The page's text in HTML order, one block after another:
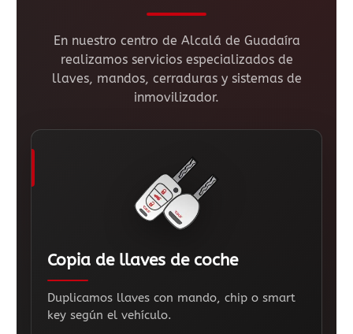
En nuestro centro de Alcalá de Guadaíra
realizamos servicios especializados de
llaves, mandos, cerraduras y sistemas de
inmovilizador.
Copia de llaves de coche
Duplicamos llaves con mando, chip o smart
key según el vehículo.